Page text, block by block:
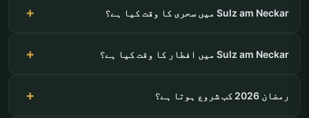
Sulz am Neckar میں سحری کا وقت کیا ہے؟
Sulz am Neckar میں افطار کا وقت کیا ہے؟
رمضان 2026 کب شروع ہوتا ہے؟